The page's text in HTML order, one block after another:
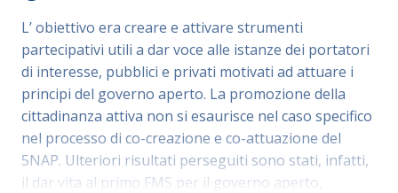
il governo aperto, attore di governance della
community e sede di confronto paritario fra società
civile organizzata e amministrazioni pubbliche; l’Hub
nazionale della partecipazione, co-creato con
l’obiettivo di potenziare e valorizzare le buone
pratiche esistenti a livello nazionale e regionale.
L’ obiettivo era creare e attivare strumenti
partecipativi utili a dar voce alle istanze dei portatori
di interesse, pubblici e privati motivati ad attuare i
principi del governo aperto. La promozione della
cittadinanza attiva non si esaurisce nel caso specifico
nel processo di co-creazione e co-attuazione del
5NAP. Ulteriori risultati perseguiti sono stati, infatti,
il dar vita al primo FMS per il governo aperto,